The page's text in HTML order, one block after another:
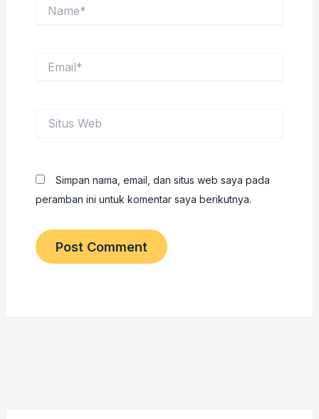
Web
Simpan nama, email, dan situs web saya pada
peramban ini untuk komentar saya berikutnya.